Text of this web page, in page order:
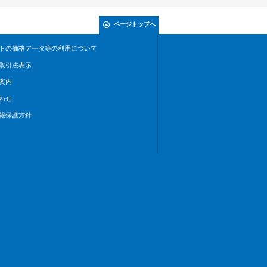
ページトップへ
の価格データ等の利用について
引法表示
内
せ
保護方針